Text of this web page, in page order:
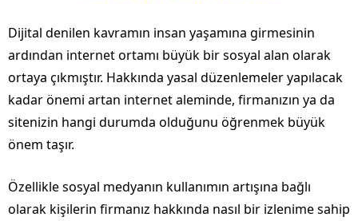
Dijital denilen kavramın insan yaşamına girmesinin
ardından internet ortamı büyük bir sosyal alan olarak
ortaya çıkmıştır. Hakkında yasal düzenlemeler yapılacak
kadar önemi artan internet aleminde, firmanızın ya da
sitenizin hangi durumda olduğunu öğrenmek büyük
önem taşır.
Özellikle sosyal medyanın kullanımın artışına bağlı
olarak kişilerin firmanız hakkında nasıl bir izlenime sahip